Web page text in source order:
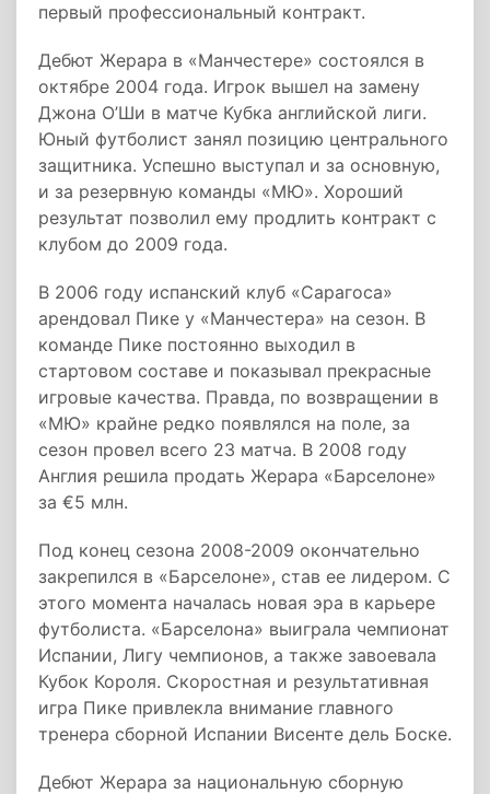
первый профессиональный контракт.
Дебют Жерара в «Манчестере» состоялся в
октябре 2004 года. Игрок вышел на замену
Джона О’Ши в матче Кубка английской лиги.
Юный футболист занял позицию центрального
защитника. Успешно выступал и за основную,
и за резервную команды «МЮ». Хороший
результат позволил ему продлить контракт с
клубом до 2009 года.
В 2006 году испанский клуб «Сарагоса»
арендовал Пике у «Манчестера» на сезон. В
команде Пике постоянно выходил в
стартовом составе и показывал прекрасные
игровые качества. Правда, по возвращении в
«МЮ» крайне редко появлялся на поле, за
сезон провел всего 23 матча. В 2008 году
Англия решила продать Жерара «Барселоне»
за €5 млн.
Под конец сезона 2008-2009 окончательно
закрепился в «Барселоне», став ее лидером. С
этого момента началась новая эра в карьере
футболиста. «Барселона» выиграла чемпионат
Испании, Лигу чемпионов, а также завоевала
Кубок Короля. Скоростная и результативная
игра Пике привлекла внимание главного
тренера сборной Испании Висенте дель Боске.
Дебют Жерара за национальную сборную